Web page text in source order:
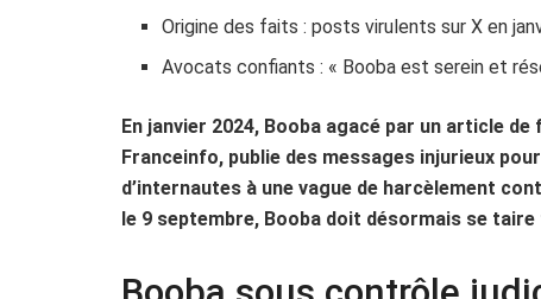
Origine des faits : posts virulents sur X en
Avocats confiants : « Booba est serein et
En janvier 2024, Booba agacé par un article
Franceinfo, publie des messages injurieux
d’internautes à une vague de harcèlement
le 9 septembre, Booba doit désormais se